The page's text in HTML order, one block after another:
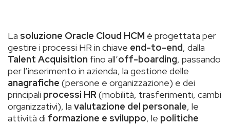
La soluzione Oracle Cloud HCM è progettata per
gestire i processi HR in chiave end-to-end, dalla
Talent Acquisition fino all’off-boarding, passando
per l’inserimento in azienda, la gestione delle
anagrafiche (persone e organizzazione) e dei
principali processi HR(mobilità, trasferimenti, cambi
organizzativi), la valutazione del personale, le
attività di formazione e sviluppo, le politiche